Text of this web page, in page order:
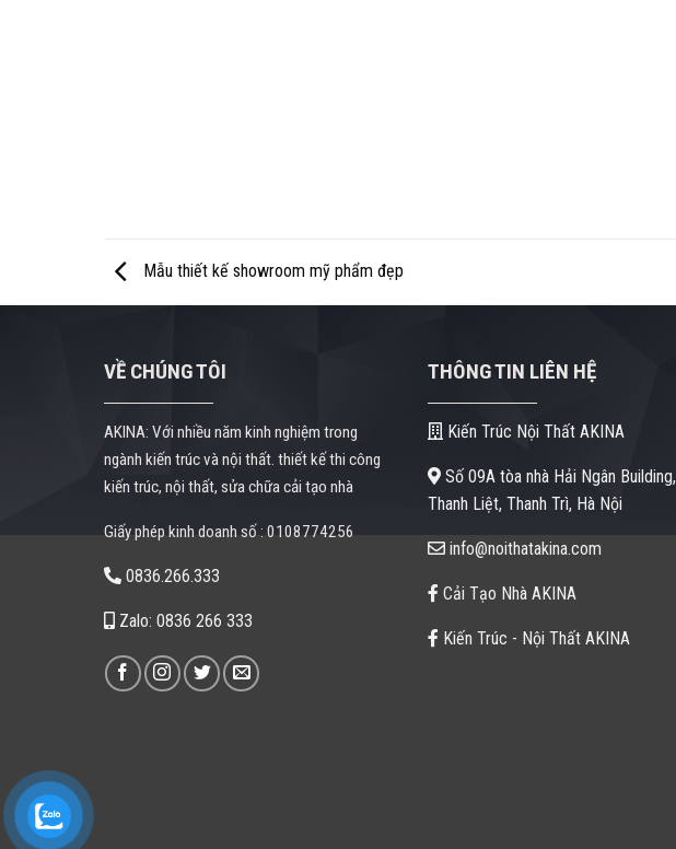
Mẫu thiết kế showroom mỹ phẩm đẹp
VỀ CHÚNG TÔI
AKINA: Với nhiều năm kinh nghiệm trong
ngành kiến trúc và nội thất. thiết kế thi công
kiến trúc, nội thất, sửa chữa cải tạo nhà
Giấy phép kinh doanh số : 0108774256
0836.266.333
Zalo: 0836 266 333
THÔNG TIN LIÊN HỆ
Kiến Trúc Nội Thất AKINA
Số 09A tòa nhà Hải Ngân Building,
Thanh Liệt, Thanh Trì, Hà Nội
info@noithatakina.com
Cải Tạo Nhà AKINA
Kiến Trúc - Nội Thất AKINA